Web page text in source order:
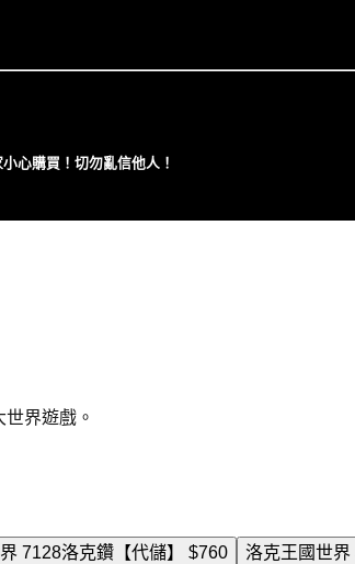
⼼購買！切勿亂信他⼈！
界遊戲。
7128洛克鑽【代儲】 $760 洛克王國世界